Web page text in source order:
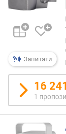
г
и
х
д
е
ш
е
в
и
х
Запитати
16 241
1